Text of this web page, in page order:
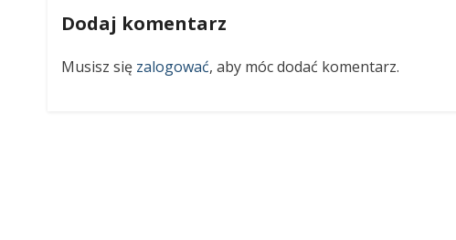
wpisu
Dodaj komentarz
Musisz się zalogować, aby móc dodać komentarz.